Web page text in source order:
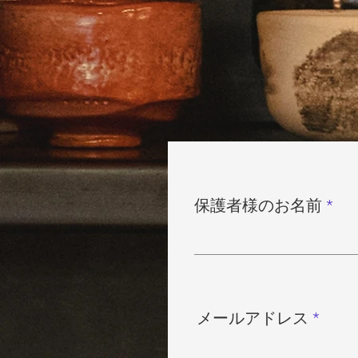
保護者様のお名前
メールアドレス